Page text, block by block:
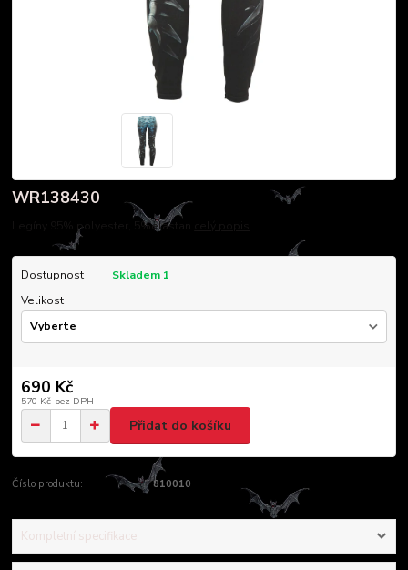
WR138430
Legíny 95% polyester, 5%elastan
Dostupnost
Skladem 1
Velikost
690 Kč
570 Kč bez DPH
Přidat do košíku
Číslo produktu: 810010
Kompletní specifikace